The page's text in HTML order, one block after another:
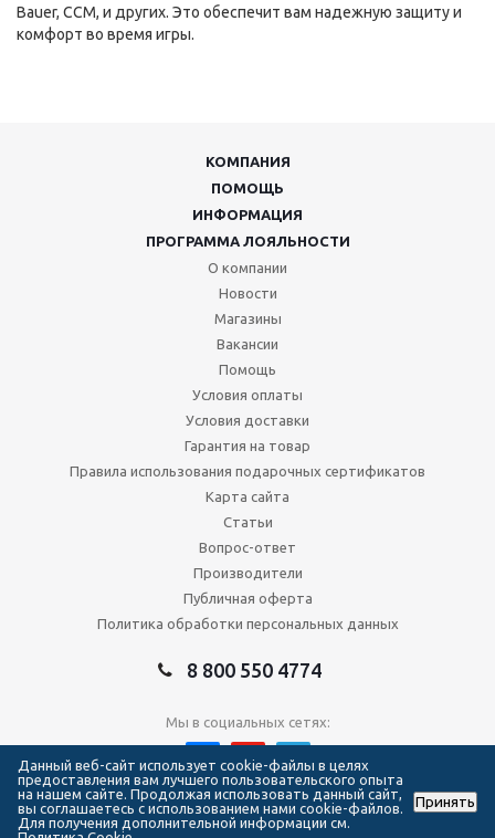
Bauer, CCM, и других. Это обеспечит вам надежную защиту и
комфорт во время игры.
КОМПАНИЯ
ПОМОЩЬ
ИНФОРМАЦИЯ
ПРОГРАММА ЛОЯЛЬНОСТИ
О компании
Новости
Магазины
Вакансии
Помощь
Условия оплаты
Условия доставки
Гарантия на товар
Правила использования подарочных сертификатов
Карта сайта
Статьи
Вопрос-ответ
Производители
Публичная оферта
Политика обработки персональных данных
8 800 550 4774
Мы в социальных сетях:
2026 © Сеть магазинов Forma Hockey
Данный веб-сайт использует cookie-файлы в целях
предоставления вам лучшего пользовательского опыта
на нашем сайте. Продолжая использовать данный сайт,
вы соглашаетесь с использованием нами cookie-файлов.
Для получения дополнительной информации см.
Принять